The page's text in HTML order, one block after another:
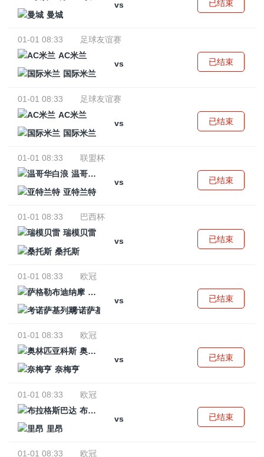
vs
曼城
已结束
01-01 08:33
足球友谊赛
AC米兰
vs
国际米兰
已结束
01-01 08:33
足球友谊赛
AC米兰
vs
国际米兰
已结束
01-01 08:33
联盟杯
温哥华白浪
vs
亚特兰特
已结束
01-01 08:33
巴西杯
瑞模贝雷
vs
桑托斯
已结束
01-01 08:33
欧冠
萨格勒布迪纳摩
vs
考诺萨基列斯
已结束
01-01 08:33
欧冠
奥林匹亚科斯
vs
奈梅亨
已结束
01-01 08:33
欧冠
布拉格斯巴达
vs
里昂
已结束
01-01 08:33
欧冠